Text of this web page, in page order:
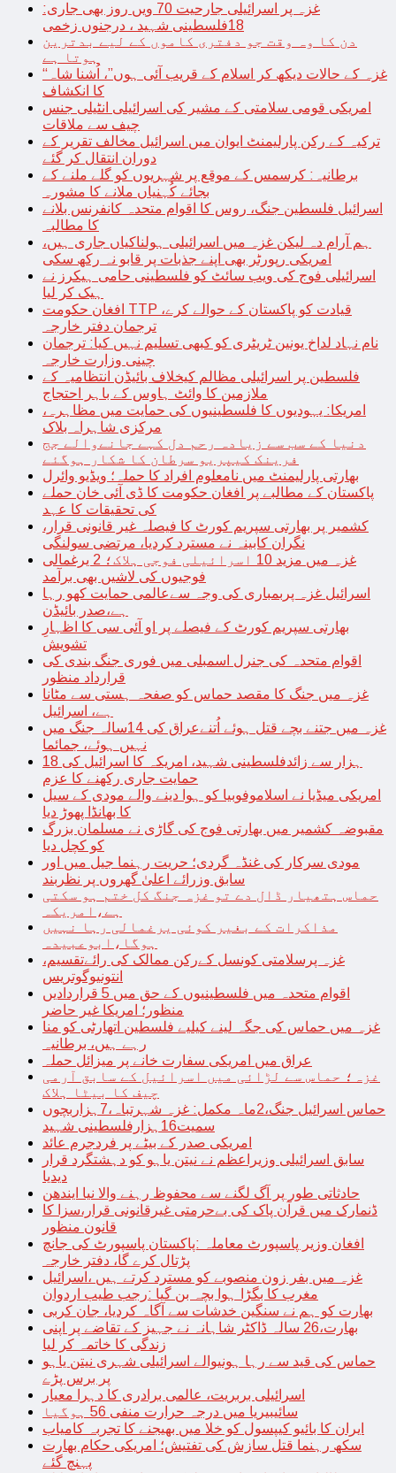
غزہ پر اسرائیلی جارحیت 70 ویں روز بھی جاری:
18فلسطینی شہید ، درجنوں زخمی
دن کا وہ وقت جو دفتری کاموں کے لیے بدترین
ہوتا ہے
“غزہ کے حالات دیکھ کر اسلام کے قریب آئی ہوں”، اُشنا شاہ
کا انکشاف
امریکی قومی سلامتی کے مشیر کی اسرائیلی انٹیلی جنس
چیف سے ملاقات
ترکیہ کے رکن پارلیمنٹ ایوان میں اسرائیل مخالف تقریر کے
دوران انتقال کر گئے
برطانیہ: کرسمس کے موقع پر شہریوں کو گلے ملنے کے
بجائے کُہنیاں ملانے کا مشورہ
اسرائیل فلسطین جنگ، روس کا اقوام متحدہ کانفرنس بلانے
کا مطالبہ
ہم آرام دہ لیکن غزہ میں اسرائیلی ہولناکیاں جاری ہیں،
امریکی رپورٹر بھی اپنے جذبات پر قابو نہ رکھ سکی
اسرائیلی فوج کی ویب سائٹ کو فلسطینی حامی ہیکرز نے
ہیک کر لیا
افغان حکومت TTP قیادت کو پاکستان کے حوالے کرے،
ترجمان دفتر خارجہ
نام نہاد لداخ یونین ٹریٹری کو کبھی تسلیم نہیں کیا: ترجمان
چینی وزارت خارجہ
فلسطین پر اسرائیلی مظالم کیخلاف بائیڈن انتظامیہ کے
ملازمین کا وائٹ ہاوس کے باہر احتجاج
امریکا: یہودیوں کا فلسطینیوں کی حمایت میں مظاہرہ،
مرکزی شاہراہ بلاک
دنیا کے سب سے زیادہ رحم دل کہے جانےوالے جج
فرینک کیپریو سرطان کا شکار ہوگئے
بھارتی پارلیمنٹ میں نامعلوم افراد کا حملہ؛ ویڈیو وائرل
پاکستان کے مطالبے پر افغان حکومت کا ڈی آئی خان حملے
کی تحقیقات کا عہد
کشمیر پر بھارتی سپریم کورٹ کا فیصلہ غیر قانونی قرار،
نگران کابینہ نے مسترد کردیا، مرتضی سولنگی
غزہ میں مزید 10 اسرائیلی فوجی ہلاک؛ 2 یرغمالی
فوجیوں کی لاشیں بھی برآمد
اسرائیل غزہ پربمباری کی وجہ سےعالمی حمایت کھو رہا
ہے،صدر بائیڈن
بھارتی سپریم کورٹ کے فیصلے پر او آئی سی کا اظہارِ
تشویش
اقوام متحدہ کی جنرل اسمبلی میں فوری جنگ بندی کی
قرارداد منظور
غزہ میں جنگ کا مقصد حماس کو صفحہ ہستی سے مٹانا
ہے، اسرائیل
غزہ میں جتنے بچے قتل ہوئے اُتنےعراق کی 14سالہ جنگ میں
نہیں ہوئے، جمائما
18 ہزار سے زائدفلسطینی شہید، امریکہ کا اسرائیل کی
حمایت جاری رکھنے کا عزم
امریکی میڈیا نے اسلاموفوبیا کو ہوا دینے والے مودی کے سیل
کا بھانڈا پھوڑ دیا
مقبوضہ کشمیر میں بھارتی فوج کی گاڑی نے مسلمان بزرگ
کو کچل دیا
مودی سرکار کی غنڈہ گردی؛ حریت رہنما جیل میں اور
سابق وزرائے اعلیٰ گھروں پر نظربند
حماس ہتھیار ڈال دے تو غزہ جنگ کل ختم ہو سکتی
ہے،امریکہ
مذاکرات کے بغیر کوئی یرغمالی رہا نہیں
ہوگا،ابوعبیدہ
غزہ پرسلامتی کونسل کےرکن ممالک کی رائےتقسیم،
انتونیوگوتریس
اقوام متحدہ میں فلسطینیوں کے حق میں 5 قراردادیں
منظور؛ امریکا غیر حاضر
غزہ میں حماس کی جگہ لینے کیلیے فلسطین اتھارٹی کو منا
رہے ہیں، برطانیہ
عراق میں امریکی سفارت خانے پر میزائل حملہ
غزہ؛ حماس سے لڑائی میں اسرائیل کے سابق آرمی
چیف کا بیٹا ہلاک
حماس اسرائیل جنگ،2ماہ مکمل: غزہ شہرتباہ،7ہزاربچوں
سمیت16ہزارفلسطینی شہید
امریکی صدر کے بیٹے پر فردجرم عائد
سابق اسرائیلی وزیراعظم نے نیتن یاہو کو دہشتگرد قرار
دیدیا
حادثاتی طور پر آگ لگنے سے محفوظ رہنے والا نیا ایندھن
ڈنمارک میں قرآن پاک کی بےحرمتی غیرقانونی قرار،سزا کا
قانون منظور
افغان وزیر پاسپورٹ معاملہ :پاکستان پاسپورٹ کی جانچ
پڑتال کرے گا، دفتر خارجہ
غزہ میں بفر زون منصوبے کو مسترد کرتے ہیں ،اسرائیل
مغرب کا بگڑا ہوا بچہ بن گیا :رجب طیب اردوان
بھارت کو ہم نے سنگین خدشات سے آگاہ کردیا، جان کربی
بھارت،26 سالہ ڈاکٹر شاہانہ نے جہیز کے تقاضے پر اپنی
زندگی کا خاتمہ کر لیا
حماس کی قید سے رہا ہونیوالے اسرائیلی شہری نیتن یاہو
پر برس پڑے
اسرائیلی بربریت، عالمی برادری کا دہرا معیار
سائیبیریا میں درجہ حرارت منفی 56 ہوگیا
ایران کا بائیو کیپسول کو خلا میں بھیجنے کا تجربہ کامیاب
سکھ رہنما قتل سازش کی تفتیش؛ امریکی حکام بھارت
پہنچ گئے